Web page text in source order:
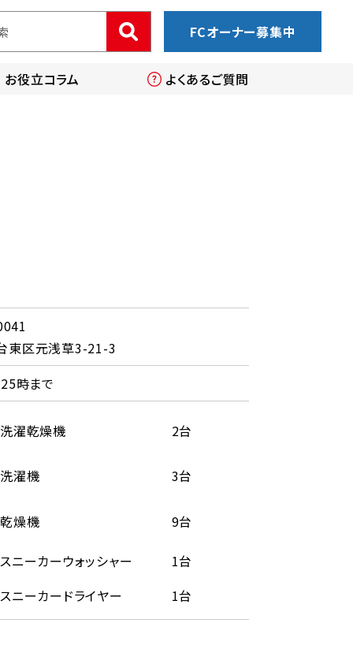
FCオーナー募集中
お役立コラム よくあるご質問
東区元浅草3-21-3
時まで
洗濯乾燥機 2台
洗濯機 3台
乾燥機 9台
スニーカーウォッシャー
1台
スニーカードライヤー
1台